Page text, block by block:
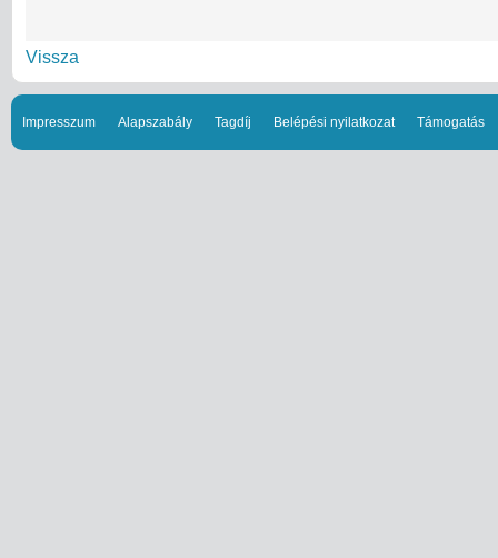
Vissza
Impresszum Alapszabály Tagdíj Belépési nyilatkozat Támogatás